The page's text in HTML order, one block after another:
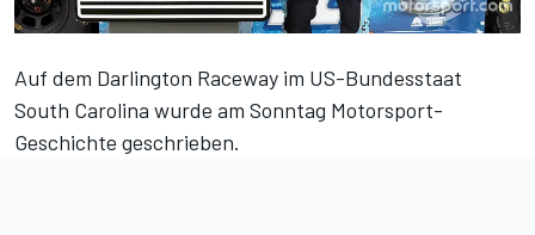
Auf dem Darlington Raceway im US-Bundesstaat
South Carolina wurde am Sonntag Motorsport-
Geschichte geschrieben.